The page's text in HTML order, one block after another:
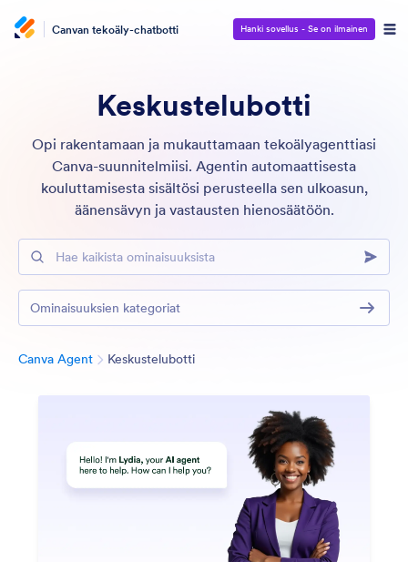
Canvan tekoäly-chatbotti Hanki sovellus - Se on ilmainen
Keskustelubotti
Opi rakentamaan ja mukauttamaan tekoälyagenttiasi
Canva-suunnitelmiisi. Agentin automaattisesta
kouluttamisesta sisältösi perusteella sen ulkoasun,
äänensävyn ja vastausten hienosäätöön.
Hae kaikista ominaisuuksista
Canva Agent KeskustelubottiKategoria
Ominaisuuksien kategoriat